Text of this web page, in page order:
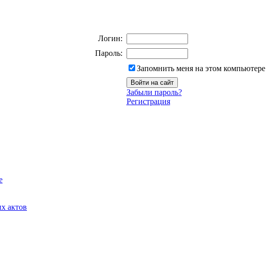
Логин:
Пароль:
Запомнить меня на этом компьютере
Забыли пароль?
Регистрация
актов